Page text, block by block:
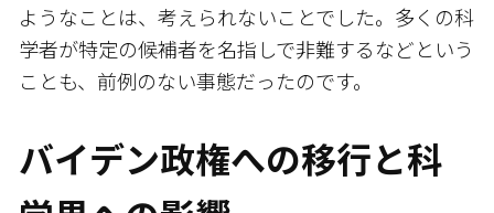
ようなことは、考えられないことでした。多くの科
学者が特定の候補者を名指しで非難するなどという
ことも、前例のない事態だったのです。
バイデン政権への移行と科